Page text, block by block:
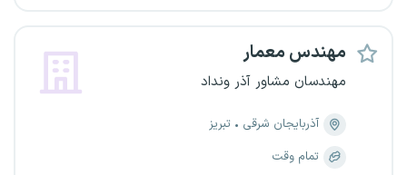
مهندس معمار
مهندسان مشاور آذر ونداد
آذربایجان شرقی
تبریز
تمام وقت